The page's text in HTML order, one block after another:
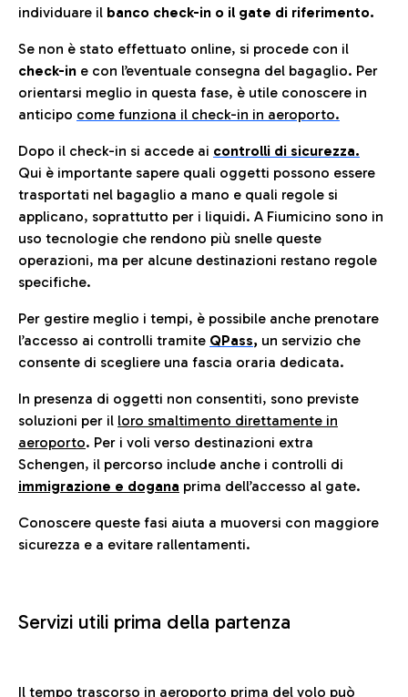
individuare il banco check-in o il gate di riferimento.
Se non è stato effettuato online, si procede con il
check-in e con l’eventuale consegna del bagaglio. Per
orientarsi meglio in questa fase, è utile conoscere in
anticipo come funziona il check-in in aeroporto.
Dopo il check-in si accede ai controlli di sicurezza.
Qui è importante sapere quali oggetti possono essere
trasportati nel bagaglio a mano e quali regole si
applicano, soprattutto per i liquidi. A Fiumicino sono in
uso tecnologie che rendono più snelle queste
operazioni, ma per alcune destinazioni restano regole
specifiche.
Per gestire meglio i tempi, è possibile anche prenotare
l’accesso ai controlli tramite QPass, un servizio che
consente di scegliere una fascia oraria dedicata.
In presenza di oggetti non consentiti, sono previste
soluzioni per il loro smaltimento direttamente in
aeroporto. Per i voli verso destinazioni extra
Schengen, il percorso include anche i controlli di
immigrazione e dogana prima dell’accesso al gate.
Conoscere queste fasi aiuta a muoversi con maggiore
sicurezza e a evitare rallentamenti.
Servizi utili prima della partenza
Il tempo trascorso in aeroporto prima del volo può